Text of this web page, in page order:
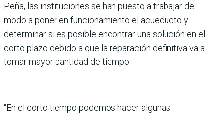
Peña, las instituciones se han puesto a trabajar de
modo a poner en funcionamiento el acueducto y
determinar si es posible encontrar una solu­ción en el
corto plazo debido a que la reparación definitiva va a
tomar mayor cantidad de tiempo.
“En el corto tiempo podemos hacer algunas